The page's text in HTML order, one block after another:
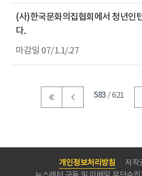
(사)한국문화의집협회에서 청년인
다.
07/1.1/.27
583/ 621
개인정보처리방침
저작